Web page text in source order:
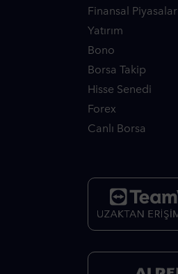
Finansal Piyasalar
Yatırım
Bono
Borsa Takip
Hisse Senedi
Forex
Canlı Borsa